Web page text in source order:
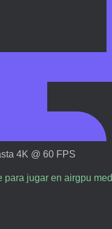
4K @ 60 FPS
jugar en airgpu